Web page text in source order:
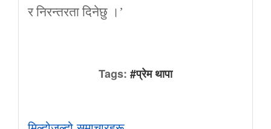
र निरन्तरता दिनेछु ।’
Tags: #प्रेम थापा